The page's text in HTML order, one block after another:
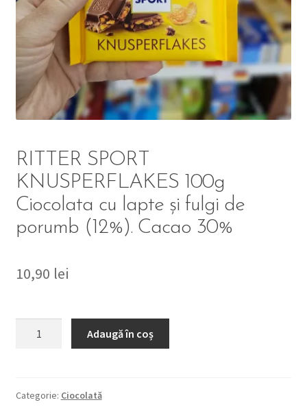
DETERGENT
SOLUȚII CURĂȚENIE
ÎNGRIJIRE
PERSONALĂ
TROLERE
ARTICOLE VOIAJ
RITTER SPORT
KNUSPERFLAKES 100g
Ciocolata cu lapte și fulgi de
porumb (12%). Cacao 30%
10,90 lei
100g
Adaugă în coș
Categorie: Ciocolată